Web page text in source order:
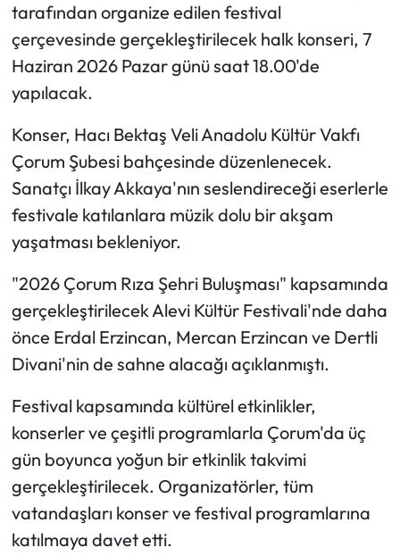
tarafından organize edilen festival
çerçevesinde gerçekleştirilecek halk konseri, 7
Haziran 2026 Pazar günü saat 18.00'de
yapılacak.
Konser, Hacı Bektaş Veli Anadolu Kültür Vakfı
Çorum Şubesi bahçesinde düzenlenecek.
Sanatçı İlkay Akkaya'nın seslendireceği eserlerle
festivale katılanlara müzik dolu bir akşam
yaşatması bekleniyor.
"2026 Çorum Rıza Şehri Buluşması" kapsamında
gerçekleştirilecek Alevi Kültür Festivali'nde daha
önce Erdal Erzincan, Mercan Erzincan ve Dertli
Divani'nin de sahne alacağı açıklanmıştı.
Festival kapsamında kültürel etkinlikler,
konserler ve çeşitli programlarla Çorum'da üç
gün boyunca yoğun bir etkinlik takvimi
gerçekleştirilecek. Organizatörler, tüm
vatandaşları konser ve festival programlarına
katılmaya davet etti.
Mecitözü Haberleri
Oğuzlar Haberleri
Osmancık Haberleri
Otomotiv
Resmi İlan
Resmi Reklam
Sağlık
Spor
Sungurlu Haberleri
Turizm